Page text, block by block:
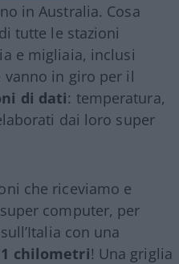
in Australia. Cosa
tutte le stazioni
e migliaia, inclusi
vanno in giro per il
di dati: temperatura,
dai loro super
che riceviamo e
computer, per
con una
chilometri! Una griglia